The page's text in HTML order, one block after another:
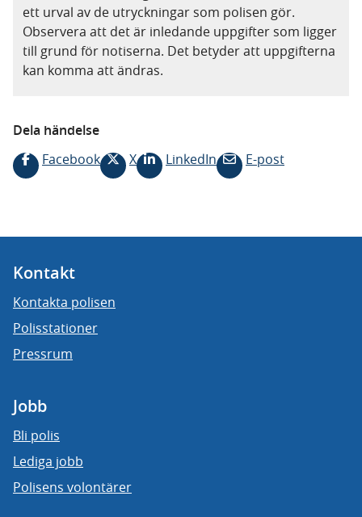
ett urval av de utryckningar som polisen gör.
Observera att det är inledande uppgifter som ligger
till grund för notiserna. Det betyder att uppgifterna
kan komma att ändras.
Dela händelse
Facebook
X LinkedIn E-post
Kontakt
Kontakta polisen
Polisstationer
Pressrum
Jobb
Bli polis
Lediga jobb
Polisens volontärer